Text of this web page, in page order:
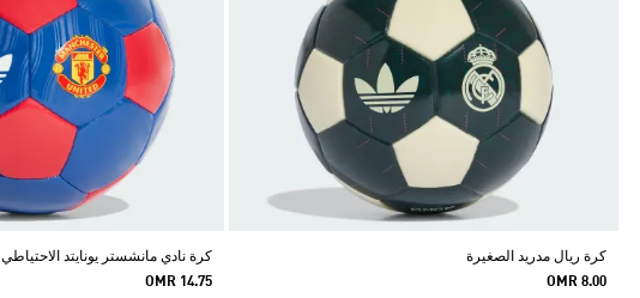
كرة ريال مدريد الصغيرة
OMR 8.00
كرة نادي مانشستر يونايتد الاحتياطي
OMR 14.75